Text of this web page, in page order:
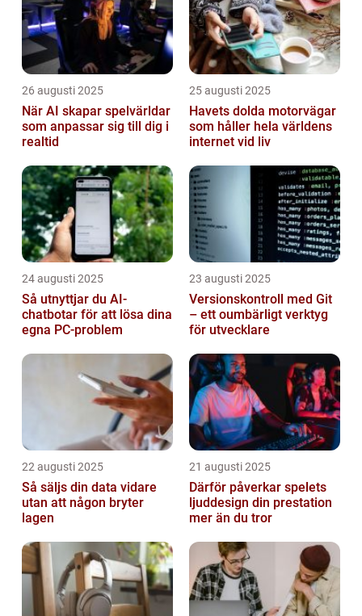
26 augusti 2025
När AI skapar spelvärldar
som anpassar sig till dig i
realtid
25 augusti 2025
Havets dolda motorvägar
som håller hela världens
internet vid liv
24 augusti 2025
Så utnyttjar du AI-
chatbotar för att lösa dina
egna PC-problem
23 augusti 2025
Versionskontroll med Git
– ett oumbärligt verktyg
för utvecklare
22 augusti 2025
Så säljs din data vidare
utan att någon bryter
lagen
21 augusti 2025
Därför påverkar spelets
ljuddesign din prestation
mer än du tror